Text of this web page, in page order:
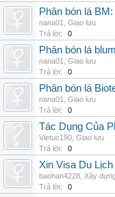
Phân bón lá
nana01
Giao lưu
Trả lời:
0
Phân bón lá
nana01
Giao lưu
Trả lời:
0
Phân bón lá
nana01
Giao lưu
Trả lời:
0
Tác Dụng Của
Vietuc190 Giao lưu
Trả lời:
0
Xin Visa Du
baohan4228 Xây
Trả lời:
0